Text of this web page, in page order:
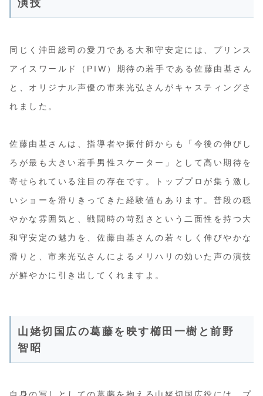
演技
同じく沖田総司の愛刀である大和守安定には、プリンス
アイスワールド（PIW）期待の若手である佐藤由基さん
と、オリジナル声優の市来光弘さんがキャスティングさ
れました。
佐藤由基さんは、指導者や振付師からも「今後の伸びし
ろが最も大きい若手男性スケーター」として高い期待を
寄せられている注目の存在です。トッププロが集う激し
いショーを滑りきってきた経験値もあります。普段の穏
やかな雰囲気と、戦闘時の苛烈さという二面性を持つ大
和守安定の魅力を、佐藤由基さんの若々しく伸びやかな
滑りと、市来光弘さんによるメリハリの効いた声の演技
が鮮やかに引き出してくれますよ。
山姥切国広の葛藤を映す櫛田一樹と前野
智昭